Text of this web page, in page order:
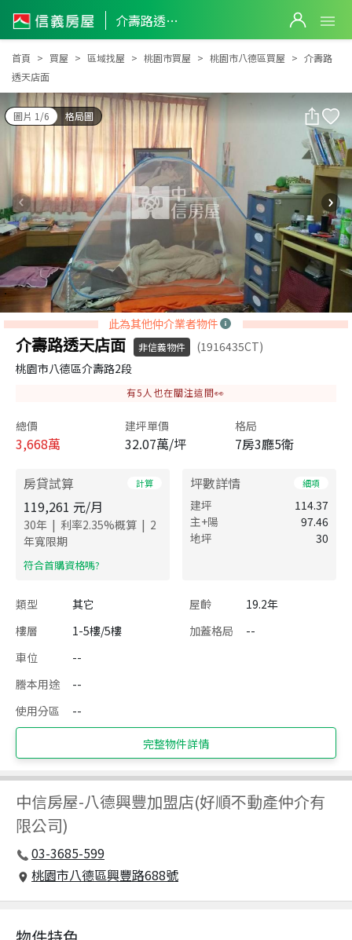
介壽路透天店面
介壽路透天店面
首頁 買屋 區域找屋 桃園市買屋 桃園市八德區買屋
介壽路
透天店面
圖片 1/6 格局圖
此為其他仲介業者物件
介壽路透天店面 非信義物件
(1916435CT)
桃園市八德區介壽路2段
有5 人也在關注這間👀
總價
3,668萬
建坪單價
32.07萬/坪
格局
7房3廳5衛
房貸試算 計算
119,261 元/月
30年 | 利率2.35%概算 | 2
年寬限期
​符合首購資格嗎?
坪數詳情 細項
建坪
114.37
主+陽
97.46
地坪
30
類型 其它 屋齡
19.2年
樓層
1-5樓/5樓 加蓋格局
--
車位
--
謄本用途
--
使用分區
--
完整物件詳情
中信房屋-八德興豐加盟店(好順不動產仲介有
限公司)
03-3685-599
桃園市八德區興豐路688號